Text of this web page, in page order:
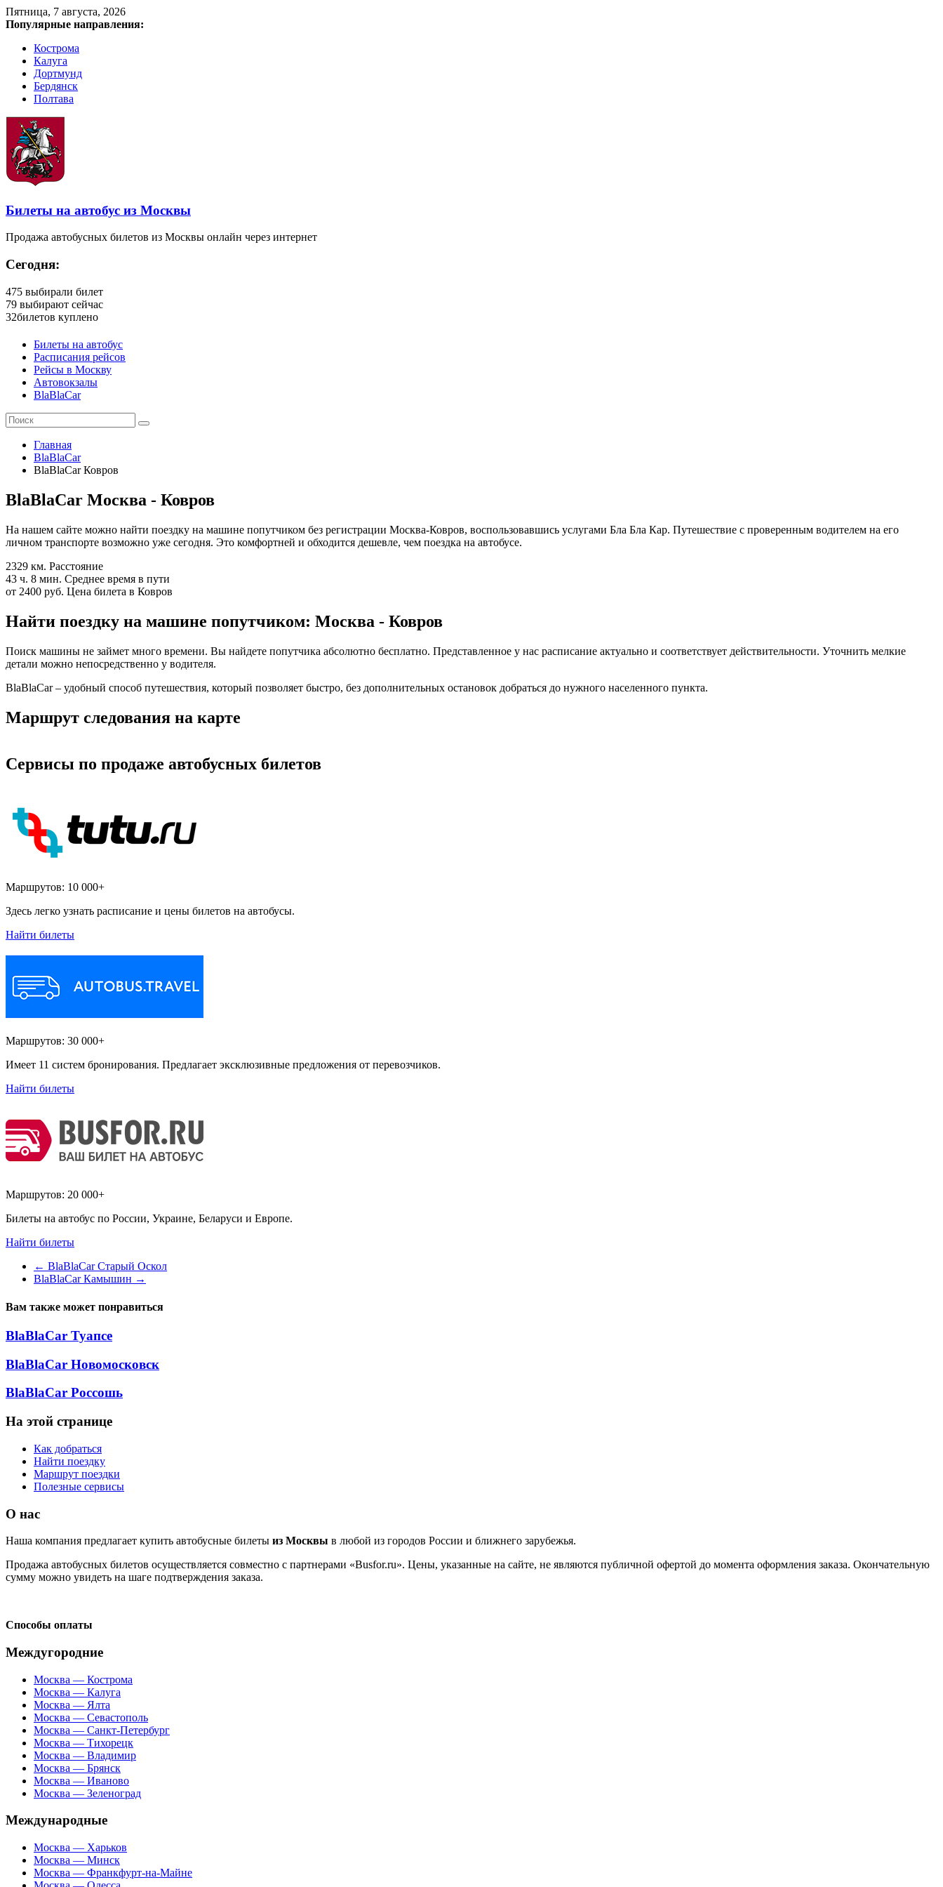
Пятница, 7 августа, 2026
Популярные направления:
Кострома
Калуга
Дортмунд
Бердянск
Полтава
Билеты на автобус из Москвы
Продажа автобусных билетов из Москвы онлайн через интернет
Сегодня:
475 выбирали билет
79 выбирают сейчас
32билетов куплено
Билеты на автобус
Расписания рейсов
Рейсы в Москву
Автовокзалы
BlaBlaCar
Главная
BlaBlaCar
BlaBlaCar Ковров
BlaBlaCar Москва - Ковров
На нашем сайте можно найти поездку на машине попутчиком без регистрации Москва-Ковров, воспользовавшись услугами Бла Бла Кар. Путешествие с проверенным водителем на его
личном транспорте возможно уже сегодня. Это комфортней и обходится дешевле, чем поездка на автобусе.
2329 км. Расстояние
43 ч. 8 мин. Среднее время в пути
от 2400 руб. Цена билета в Ковров
Найти поездку на машине попутчиком: Москва - Ковров
Поиск машины не займет много времени. Вы найдете попутчика абсолютно бесплатно. Представленное у нас расписание актуально и соответствует действительности. Уточнить мелкие
детали можно непосредственно у водителя.
BlaBlaCar – удобный способ путешествия, который позволяет быстро, без дополнительных остановок добраться до нужного населенного пункта.
Маршрут следования на карте
Сервисы по продаже автобусных билетов
Маршрутов: 10 000+
Здесь легко узнать расписание и цены билетов на автобусы.
Найти билеты
Маршрутов: 30 000+
Имеет 11 систем бронирования. Предлагает эксклюзивные предложения от перевозчиков.
Найти билеты
Маршрутов: 20 000+
Билеты на автобус по России, Украине, Беларуси и Европе.
Найти билеты
← BlaBlaCar Старый Оскол
BlaBlaCar Камышин →
Вам также может понравиться
BlaBlaCar Туапсе
BlaBlaCar Новомосковск
BlaBlaCar Россошь
На этой странице
Как добраться
Найти поездку
Маршрут поездки
Полезные сервисы
О нас
Наша компания предлагает купить автобусные билеты из Москвы в любой из городов России и ближнего зарубежья.
Продажа автобусных билетов осуществляется совместно с партнерами «Busfor.ru». Цены, указанные на сайте, не являются публичной офертой до момента оформления заказа. Окончательную
сумму можно увидеть на шаге подтверждения заказа.
Способы оплаты
Междугородние
Москва — Кострома
Москва — Калуга
Москва — Ялта
Москва — Севастополь
Москва — Санкт-Петербург
Москва — Тихорецк
Москва — Владимир
Москва — Брянск
Москва — Иваново
Москва — Зеленоград
Международные
Москва — Харьков
Москва — Минск
Москва — Франкфурт-на-Майне